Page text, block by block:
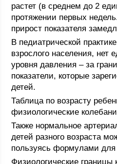
растет (в среднем до 2
протяжении первых
прирост показателя
В педиатрической
взрослого населения, нет
уровня давления – за
показатели, которые
детей.
Таблица по возрасту
физиологические
Также нормальное
детей разного возраста
пользуясь формулами для
Физиологические границы